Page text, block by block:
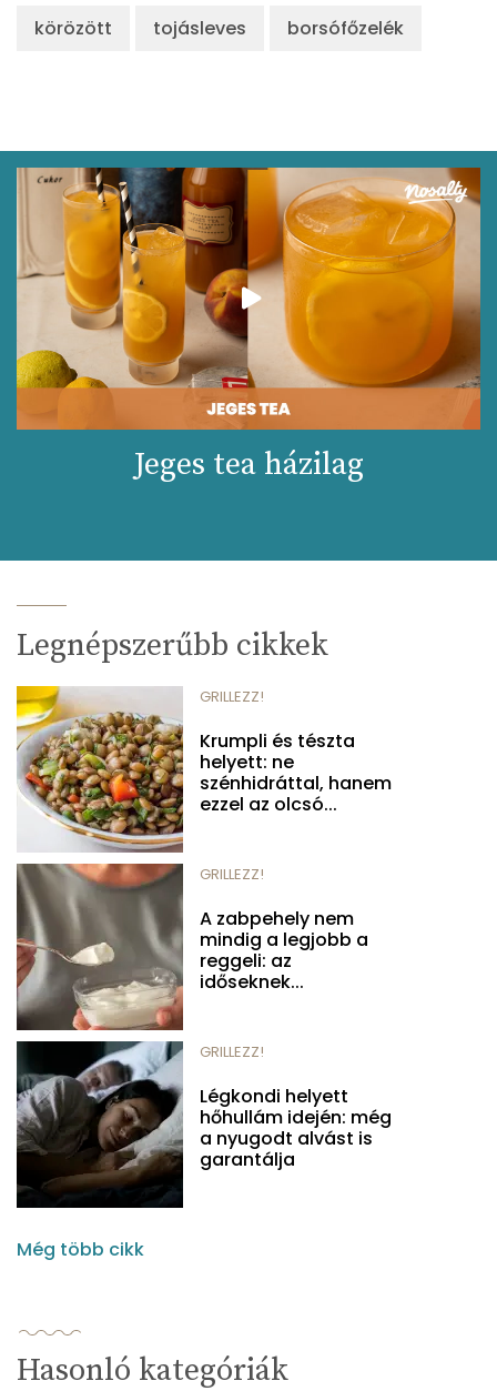
körözött tojásleves borsófőzelék
Jeges tea házilag
Legnépszerűbb cikkek
GRILLEZZ!
Krumpli és tészta
helyett: ne
szénhidráttal, hanem
ezzel az olcsó...
GRILLEZZ!
A zabpehely nem
mindig a legjobb a
reggeli: az
időseknek...
GRILLEZZ!
Légkondi helyett
hőhullám idején: még
a nyugodt alvást is
garantálja
Még több cikk
Hasonló kategóriák